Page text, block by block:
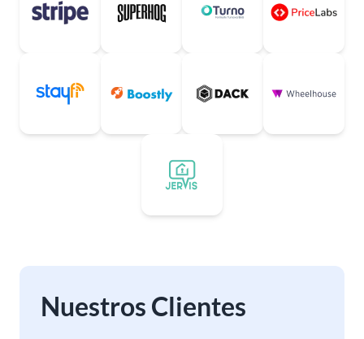
Nuestros Clientes